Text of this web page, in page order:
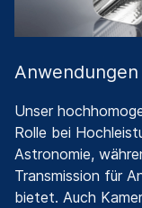
Unser
Rolle bei
Astronomie,
Transmission für
bietet. Auch